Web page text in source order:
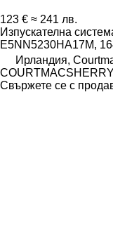
123 € ≈ 241 лв.
Изпускателна
E5NN5230HA17M,
Ирландия,
Свържете се с